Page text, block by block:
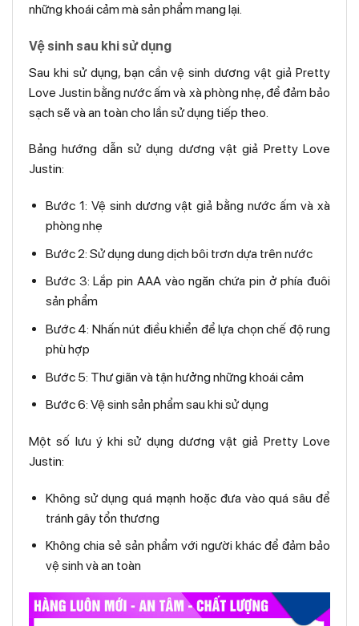
những khoái cảm mà sản phẩm mang lại.
Vệ sinh sau khi sử dụng
Sau khi sử dụng, bạn cần vệ sinh dương vật giả Pretty
Love Justin bằng nước ấm và xà phòng nhẹ, để đảm bảo
sạch sẽ và an toàn cho lần sử dụng tiếp theo.
Bảng hướng dẫn sử dụng dương vật giả Pretty Love
Justin:
Bước 1: Vệ sinh dương vật giả bằng nước ấm và xà
phòng nhẹ
Bước 2: Sử dụng dung dịch bôi trơn dựa trên nước
Bước 3: Lắp pin AAA vào ngăn chứa pin ở phía đuôi
sản phẩm
Bước 4: Nhấn nút điều khiển để lựa chọn chế độ rung
phù hợp
Bước 5: Thư giãn và tận hưởng những khoái cảm
Bước 6: Vệ sinh sản phẩm sau khi sử dụng
Một số lưu ý khi sử dụng dương vật giả Pretty Love
Justin:
Không sử dụng quá mạnh hoặc đưa vào quá sâu để
tránh gây tổn thương
Không chia sẻ sản phẩm với người khác để đảm bảo
vệ sinh và an toàn